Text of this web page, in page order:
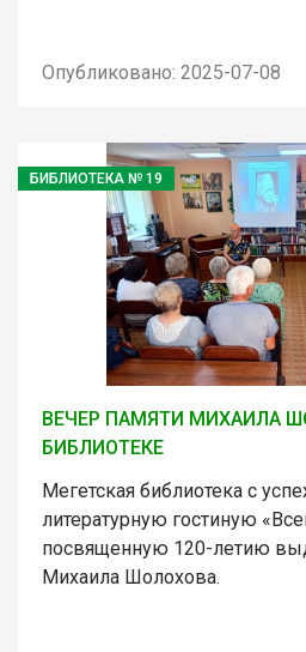
Опубликовано: 2025-07-08
БИБЛИОТЕКА № 19
ВЕЧЕР ПАМЯТИ МИХАИЛА
БИБЛИОТЕКЕ
Мегетская библиотека с
литературную гостиную
посвященную 120-летию
Михаила Шолохова.